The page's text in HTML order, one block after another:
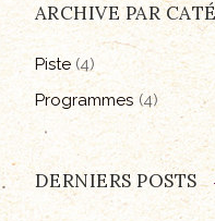
ARCHIVE PAR
Piste (4)
Programmes(4)
DERNIERS POSTS